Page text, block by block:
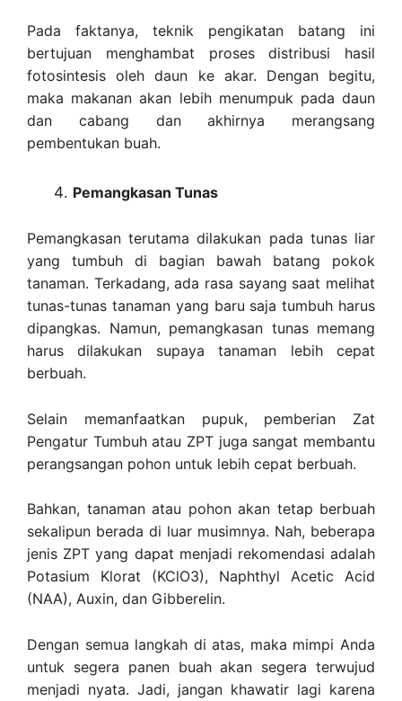
Pada faktanya, teknik pengikatan batang ini
bertujuan menghambat proses distribusi hasil
fotosintesis oleh daun ke akar. Dengan begitu,
maka makanan akan lebih menumpuk pada daun
dan cabang dan akhirnya merangsang
pembentukan buah.
Pemangkasan Tunas
Pemangkasan terutama dilakukan pada tunas liar
yang tumbuh di bagian bawah batang pokok
tanaman. Terkadang, ada rasa sayang saat melihat
tunas-tunas tanaman yang baru saja tumbuh harus
dipangkas. Namun, pemangkasan tunas memang
harus dilakukan supaya tanaman lebih cepat
berbuah.
Selain memanfaatkan pupuk, pemberian Zat
Pengatur Tumbuh atau ZPT juga sangat membantu
perangsangan pohon untuk lebih cepat berbuah.
Bahkan, tanaman atau pohon akan tetap berbuah
sekalipun berada di luar musimnya. Nah, beberapa
jenis ZPT yang dapat menjadi rekomendasi adalah
Potasium Klorat (KClO3), Naphthyl Acetic Acid
(NAA), Auxin, dan Gibberelin.
Dengan semua langkah di atas, maka mimpi Anda
untuk segera panen buah akan segera terwujud
menjadi nyata. Jadi, jangan khawatir lagi karena